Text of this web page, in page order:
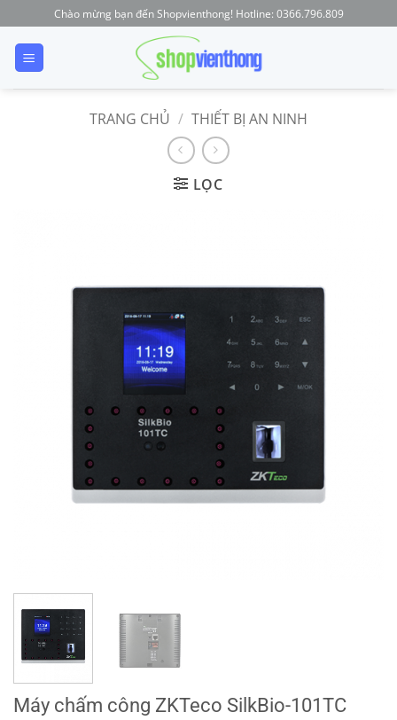
to
content
Chào mừng bạn đến Shopvienthong! Hotline: 0366.796.809
TRANG CHỦ / THIẾT BỊ AN NINH
LỌC
Máy chấm công ZKTeco SilkBio-101TC